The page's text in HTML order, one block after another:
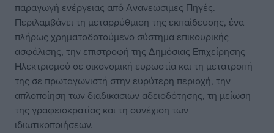
παραγωγή ενέργειας από Ανανεώσιμες Πηγές.
Περιλαμβάνει τη μεταρρύθμιση της εκπαίδευσης, ένα
πλήρως χρηματοδοτούμενο σύστημα επικουρικής
ασφάλισης, την επιστροφή της Δημόσιας Επιχείρησης
Ηλεκτρισμού σε οικονομική ευρωστία και τη μετατροπή
της σε πρωταγωνιστή στην ευρύτερη περιοχή, την
απλοποίηση των διαδικασιών αδειοδότησης, τη μείωση
της γραφειοκρατίας και τη συνέχιση των
ιδιωτικοποιήσεων.